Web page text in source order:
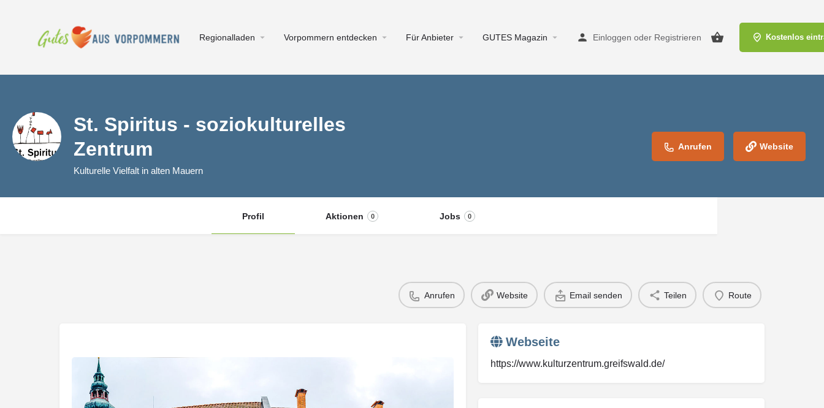
Regionalladen Vorpommern entdecken Für Anbieter GUTES Magazin Einloggen oder Registrieren Kostenlos
St. Spiritus - soziokulturelles
Zentrum
Kulturelle Vielfalt in alten Mauern
Anrufen Website
Profil Aktionen 0 Jobs 0
Anrufen Website Email senden Teilen Route
Webseite
https://www.kulturzentrum.greifswald.de/